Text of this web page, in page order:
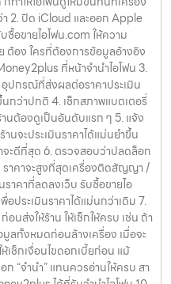
า 2. ปิด iCloud และออก Apple
อขายไอโฟน.com ให้ความ
อง ใครที่ต้องการข้อมูลอ้างอิง
ที่หน้าจำนำไอโฟน 3.
ปกรณ์ที่ส่งผลต่อราคาประเมิน
นกว่าปกติ 4. เช็กสภาพแบตเตอรี่
ต้องดูเป็นอันดับแรก ๆ 5. แจ้ง
นจะประเมินราคาได้แม่นยำขึ้น
จะดีที่สุด 6. ตรวจสอบว่าปลดล็อก
ราคาจะสูงที่สุดเครื่องติดสัญญา /
าคาที่ลดลงเว็บ รับซื้อขายไอ
ประเมินราคาได้แม่นกว่าเดิม 7.
ส่งให้ร้าน ให้เช็กให้ครบ เช่น ถ้า
ลทั้งหมดก่อนล้างเครื่อง เมื่อจะ
เช็กเงื่อนไขดอกเบี้ยก่อน แม้
“จำนำ” แทนควรอ่านให้ครบ สา